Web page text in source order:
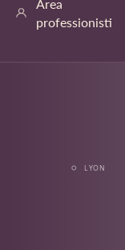
professionisti